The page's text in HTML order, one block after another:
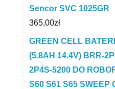
Sencor SVC 1025GR
365,00zł
GREEN CELL
(5.8AH 14.4V) BRR-
2P4S-5200 DO
S60 S61 S65 SWEEP